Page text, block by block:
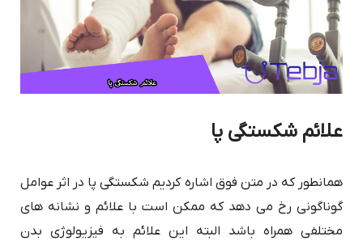
علائم شکستگی پا
همانطور که در متن فوق اشاره کردیم شکستگی پا در اثر عوامل
گوناگونی رخ می دهد که ممکن است با علائم و نشانه های
مختلفی همراه باشد البته این علائم به فیزیولوژی بدن